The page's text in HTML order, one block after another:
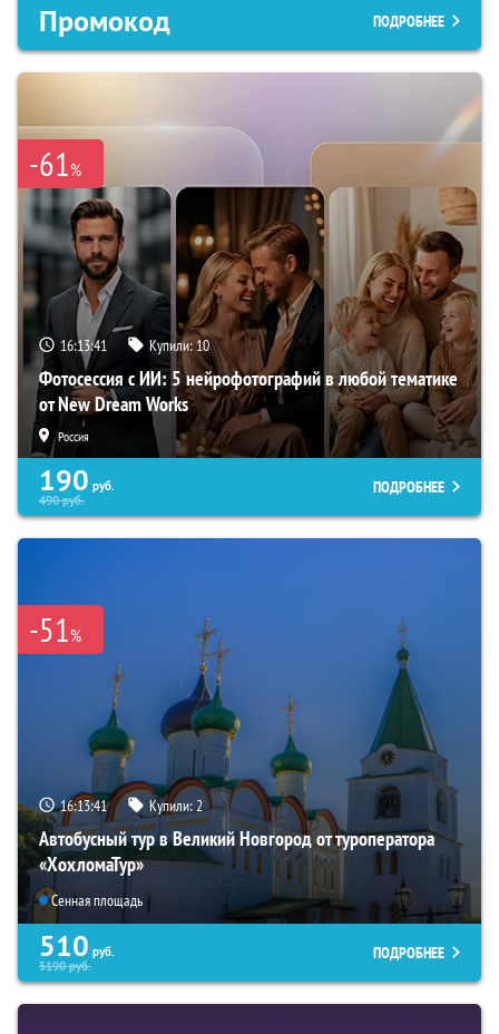
Промокод ПОДРОБНЕЕ
-61%
16:13:40 Купили:10
Фотосессия с ИИ: 5 нейрофотографий в любой тематике
от New Dream Works
Россия
190 руб.
490руб.
ПОДРОБНЕЕ
-51%
16:13:40 Купили:2
Автобусный тур в Великий Новгород от туроператора
«ХохломаТур»
Сенная площадь
510 руб.
5190руб.
ПОДРОБНЕЕ